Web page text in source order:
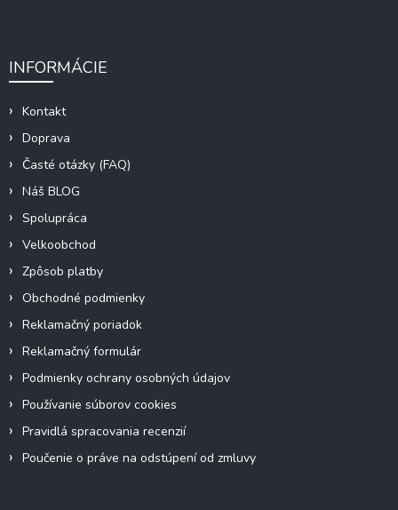
INFORMÁCIE
Kontakt
Doprava
Časté otázky (FAQ)
Náš BLOG
Spolupráca
Velkoobchod
Zpôsob platby
Obchodné podmienky
Reklamačný poriadok
Reklamačný formulár
Podmienky ochrany osobných údajov
Používanie súborov cookies
Pravidlá spracovania recenzií
Poučenie o práve na odstúpení od zmluvy